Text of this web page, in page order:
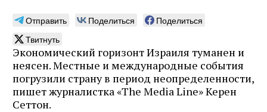
Отправить Поделиться
Поделиться
Твитнуть
Экономический горизонт Израиля туманен и
неясен. Местные и международные события
погрузили страну в период неопределенности,
пишет журналистка «The Media Line» Керен
Сеттон.